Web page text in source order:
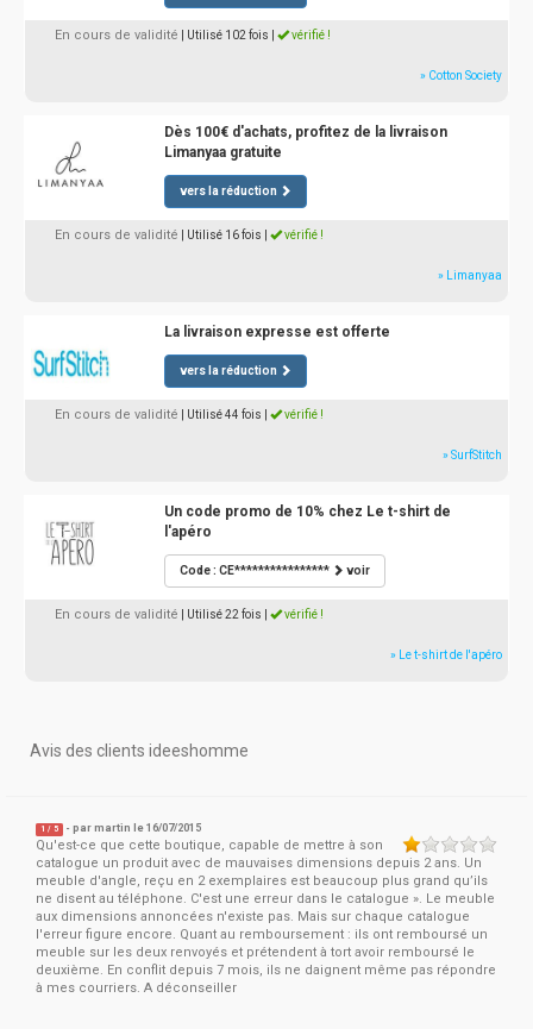
En cours de validité | Utilisé 102 fois vérifié !
» Cotton Society
Dès 100€ d'achats, profitez de la livraison
Limanyaa gratuite
vers la réduction
En cours de validité | Utilisé 16 fois vérifié !
» Limanyaa
La livraison expresse est offerte
vers la réduction
En cours de validité | Utilisé 44 fois vérifié !
» SurfStitch
Un code promo de 10% chez Le t-shirt de
l'apéro
Code : CE**************** voir
En cours de validité | Utilisé 22 fois vérifié !
» Le t-shirt de l'apéro
Avis des clients ideeshomme
1 / 5 - parmartin le 16/07/2015
Qu'est-ce que cette boutique, capable de mettre à son
catalogue un produit avec de mauvaises dimensions depuis 2 ans. Un
meuble d'angle, reçu en 2 exemplaires est beaucoup plus grand qu’ils
ne disent au téléphone. C'est une erreur dans le catalogue ». Le meuble
aux dimensions annoncées n'existe pas. Mais sur chaque catalogue
l'erreur figure encore. Quant au remboursement : ils ont remboursé un
meuble sur les deux renvoyés et prétendent à tort avoir remboursé le
deuxième. En conflit depuis 7 mois, ils ne daignent même pas répondre
à mes courriers. A déconseiller